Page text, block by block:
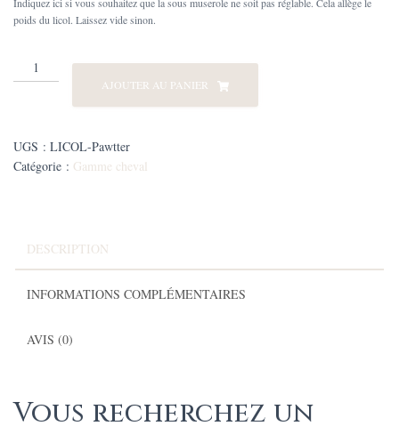
Indiquez ici si vous souhaitez que la sous muserole ne soit pas réglable. Cela allège le
poids du licol. Laissez vide sinon.
quantité
de
motifs
Pawtter
AJOUTER AU PANIER
UGS : LICOL-Pawtter
Catégorie : Gamme cheval
DESCRIPTION
INFORMATIONS COMPLÉMENTAIRES
AVIS (0)
Vous recherchez un